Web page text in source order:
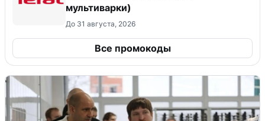
мультиварки)
До 31 августа, 2026
Все промокоды